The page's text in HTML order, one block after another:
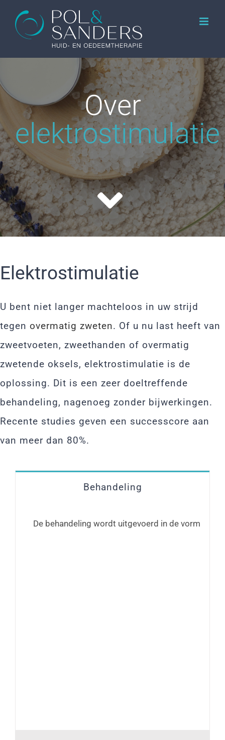
naar
Over
elektrostimulatie
Elektrostimulatie
U bent niet langer machteloos in uw strijd
tegen overmatig zweten. Of u nu last heeft van
zweetvoeten, zweethanden of overmatig
zwetende oksels, elektrostimulatie is de
oplossing. Dit is een zeer doeltreffende
behandeling, nagenoeg zonder bijwerkingen.
Recente studies geven een successcore aan
van meer dan 80%.
Behandeling
De behandeling wordt uitgevoerd in de vorm van